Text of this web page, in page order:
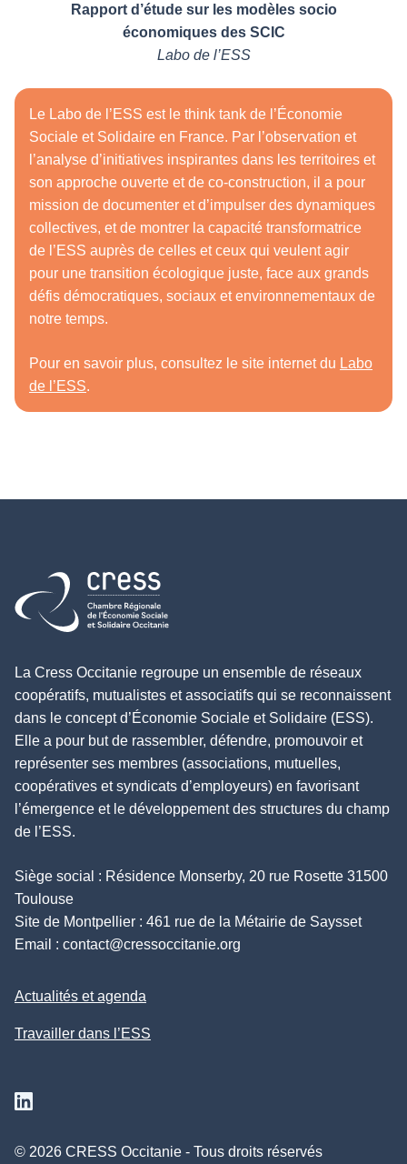
Rapport d’étude sur les modèles socio
économiques des SCIC
Labo de l’ESS
Le Labo de l’ESS est le think tank de l’Économie
Sociale et Solidaire en France. Par l’observation et
l’analyse d’initiatives inspirantes dans les territoires et
son approche ouverte et de co-construction, il a pour
mission de documenter et d’impulser des dynamiques
collectives, et de montrer la capacité transformatrice
de l’ESS auprès de celles et ceux qui veulent agir
pour une transition écologique juste, face aux grands
défis démocratiques, sociaux et environnementaux de
notre temps.
Pour en savoir plus, consultez le site internet du Labo
de l’ESS.
Retour à l'accueil
La Cress Occitanie regroupe un ensemble de réseaux
coopératifs, mutualistes et associatifs qui se reconnaissent
dans le concept d’Économie Sociale et Solidaire (ESS).
Elle a pour but de rassembler, défendre, promouvoir et
représenter ses membres (associations, mutuelles,
coopératives et syndicats d’employeurs) en favorisant
l’émergence et le développement des structures du champ
de l’ESS.
Siège social : Résidence Monserby, 20 rue Rosette 31500
Toulouse
Site de Montpellier : 461 rue de la Métairie de Saysset
Email : contact@cressoccitanie.org
Actualités et agenda
Travailler dans l’ESS
© 2026 CRESS Occitanie - Tous droits réservés